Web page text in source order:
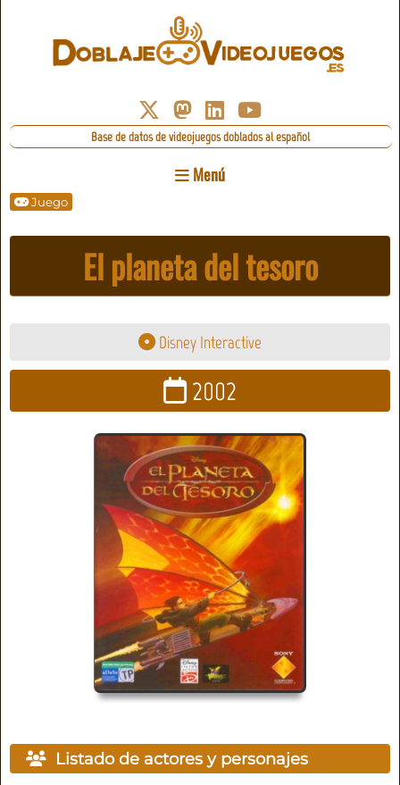
Base de datos de videojuegos doblados al español
Menú
Juego
El planeta del tesoro
Disney Interactive
2002
Listado de actores y personajes